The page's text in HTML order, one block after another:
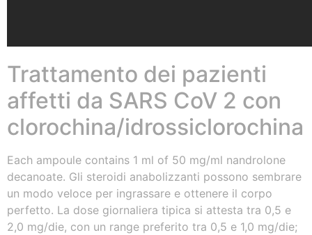
Trattamento dei pazienti
affetti da SARS CoV 2 con
clorochina/idrossiclorochina
Each ampoule contains 1 ml of 50 mg/ml nandrolone
decanoate. Gli steroidi anabolizzanti possono sembrare
un modo veloce per ingrassare e ottenere il corpo
perfetto. La dose giornaliera tipica si attesta tra 0,5 e
2,0 mg/die, con un range preferito tra 0,5 e 1,0 mg/die;